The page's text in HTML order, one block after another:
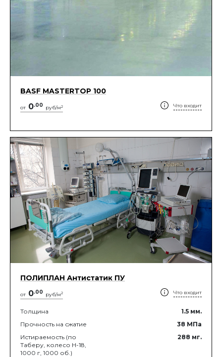
BASF MASTERTOP 100
от 0.00 руб/м2 Что входит
ПОЛИПЛАН Антистатик ПУ
от 0.00 руб/м2 Что входит
Толщина 1.5 мм.
Прочность на сжатие
38 МПа
Истираемость (по
Таберу, колесо Н-18,
1000 г, 1000 об.)
288 мг.